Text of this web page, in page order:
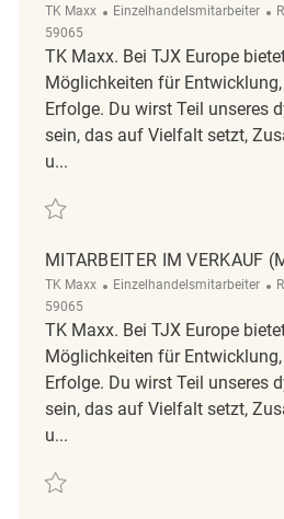
TK Maxx Kategorie
Einzelhandelsmitarbeiter
59065
TK Maxx. Bei TJX Europe
Möglichkeiten für
Erfolge. Du wirst Teil unseres
sein, das auf Vielfalt setzt,
u...
Retten Mitarbeiter im Verkauf (m/w/
MITARBEITER IM VERKAUF
TK Maxx Kategorie
Einzelhandelsmitarbeiter
59065
TK Maxx. Bei TJX Europe
Möglichkeiten für
Erfolge. Du wirst Teil unseres
sein, das auf Vielfalt setzt,
u...
Retten Mitarbeiter im Verkauf (m/w/